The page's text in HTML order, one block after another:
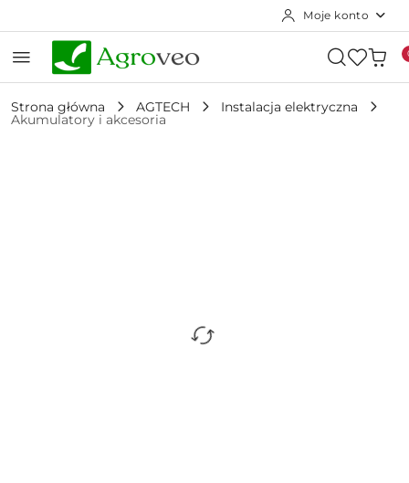
Moje konto
Strona główna AGTECH Instalacja elektryczna
Akumulatory i akcesoria